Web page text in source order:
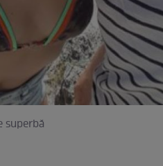
superbă